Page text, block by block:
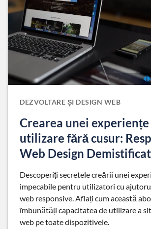
DEZVOLTARE ȘI DESIGN WEB
Crearea unei experiențe
utilizare fără cusur:
Web Design Demistificat
Descoperiți secretele creării unei
impecabile pentru utilizatori cu
web responsive. Aflați cum această
îmbunătăți capacitatea de utilizare a
web pe toate dispozitivele.